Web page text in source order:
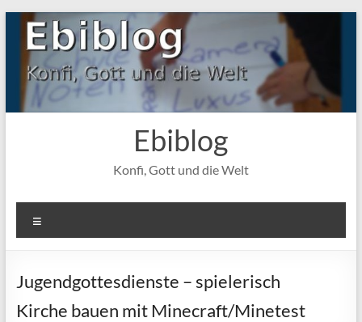
Zum
Inhalt
springen
Ebiblog
Konfi, Gott und die Welt
Jugendgottesdienste – spielerisch
Kirche bauen mit Minecraft/Minetest